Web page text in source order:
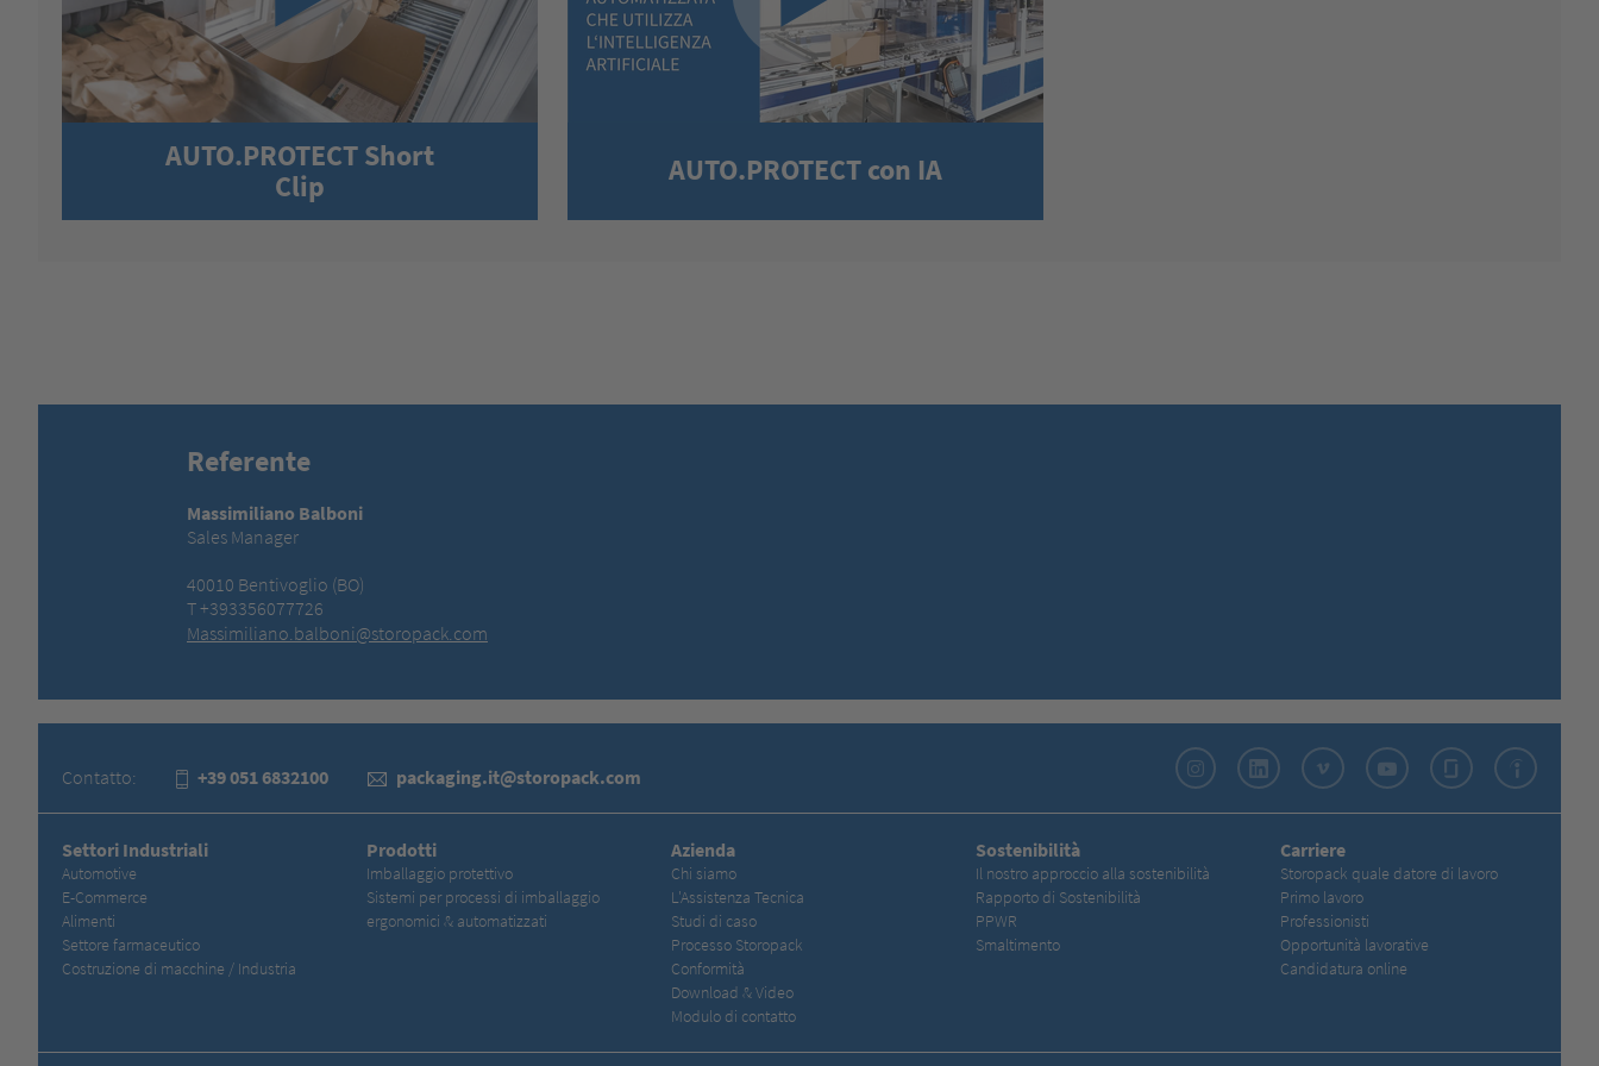
AUTO.PROTECT Short
Clip
AUTO.PROTECT con IA
Referente
Massimiliano Balboni
Sales Manager
40010 Bentivoglio (BO)
T +393356077726
Massimiliano.balboni@storopack.com
Contatto: +39 051 6832100 packaging.it@storopack.com InstagramLinkedIn Vimeo YouTube GlassdoorIndeed
Settori Industriali
Automotive
E-Commerce
Alimenti
Settore farmaceutico
Costruzione di macchine / Industria
Prodotti
Imballaggio protettivo
Sistemi per processi di imballaggio
ergonomici & automatizzati
Azienda
Chi siamo
L'Assistenza Tecnica
Studi di caso
Processo Storopack
Conformità
Download & Video
Modulo di contatto
Sostenibilità
Il nostro approccio alla sostenibilità
Rapporto di Sostenibilità
PPWR
Smaltimento
Carriere
Storopack quale datore di lavoro
Primo lavoro
Professionisti
Opportunità lavorative
Candidatura online